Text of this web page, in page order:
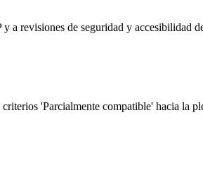
a revisiones de seguridad y
'Parcialmente compatible' hacia la